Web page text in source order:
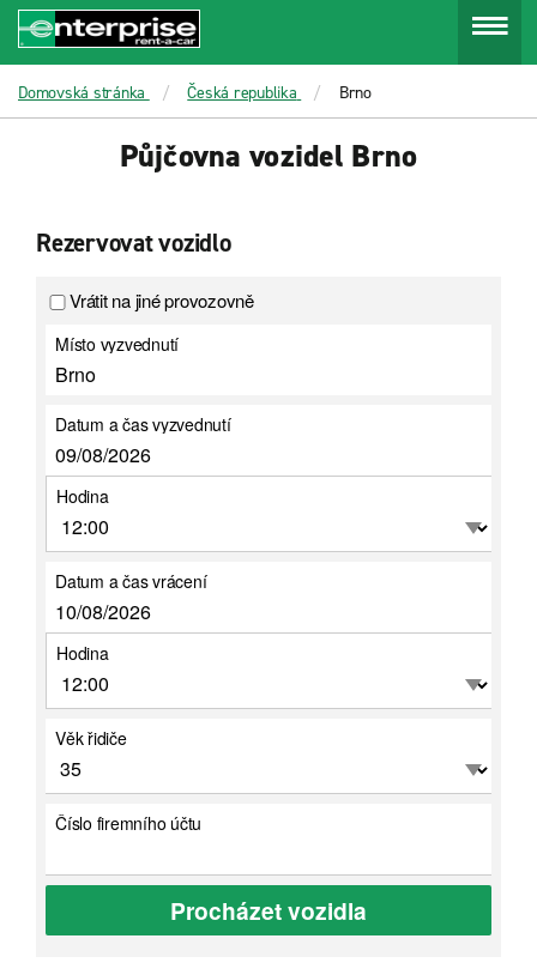
Domovská stránka Česká republika Brno
Půjčovna vozidel Brno
Rezervovat vozidlo
Vrátit na jiné provozovně
Místo vyzvednutí
Datum a čas vyzvednutí
Hodina
Datum a čas vrácení
Hodina
Věk řidiče
Číslo firemního účtu
Procházet vozidla